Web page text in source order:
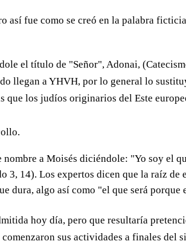
así fue como se creó en la palabra
el título de "Señor", Adonai,
llegan a YHVH, por lo general lo
que los judíos originarios del Este
a Moisés diciéndole: "Yo soy el
3, 14). Los expertos dicen que la raíz de
dura, algo así como "el que será porque
hoy día, pero que resultaría
sus actividades a finales del